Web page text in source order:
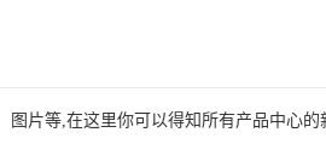
片等,在这里你可以得知所有产品中心的